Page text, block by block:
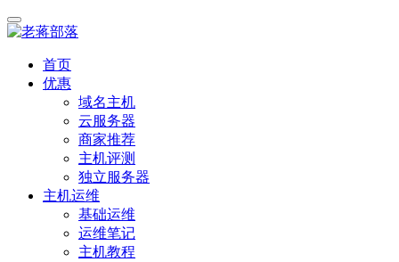
首页
优惠
域名主机
云服务器
商家推荐
主机评测
独立服务器
主机运维
基础运维
运维笔记
主机教程